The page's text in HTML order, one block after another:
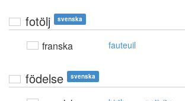
fotölj svenska
franska fauteuil
födelse svenska